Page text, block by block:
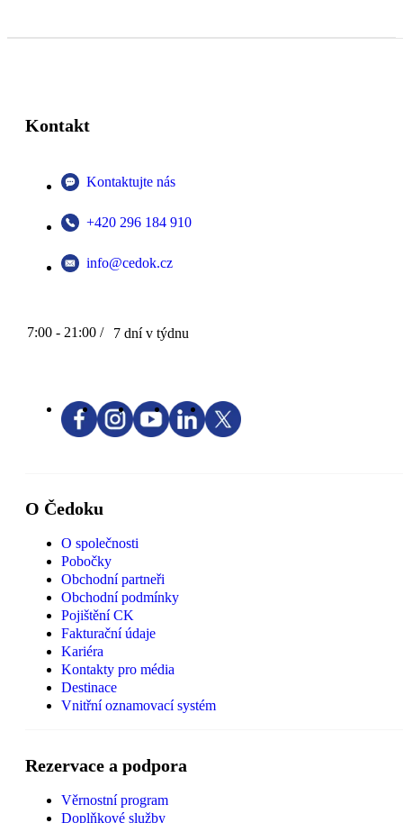
Kontakt
Kontaktujte nás
+420 296 184 910
info@cedok.cz
7:00 - 21:00 / 7 dní v týdnu
O Čedoku
O společnosti
Pobočky
Obchodní partneři
Obchodní podmínky
Pojištění CK
Fakturační údaje
Kariéra
Kontakty pro média
Destinace
Vnitřní oznamovací systém
Rezervace a podpora
Věrnostní program
Doplňkové služby